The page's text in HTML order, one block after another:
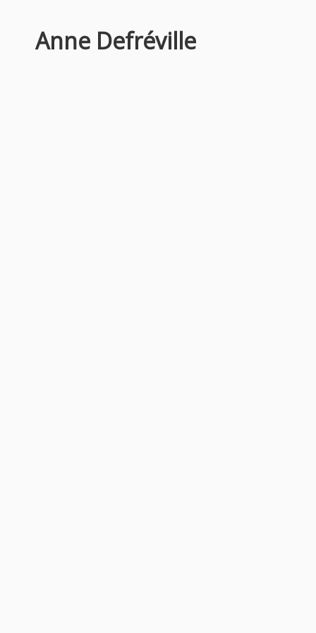
Anne Defréville